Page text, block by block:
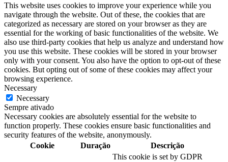
This website uses cookies to improve your experience while you
navigate through the website. Out of these, the cookies that are
categorized as necessary are stored on your browser as they are
essential for the working of basic functionalities of the website. We
also use third-party cookies that help us analyze and understand how
you use this website. These cookies will be stored in your browser
only with your consent. You also have the option to opt-out of these
cookies. But opting out of some of these cookies may affect your
browsing experience.
Necessary
Necessary
Sempre ativado
Necessary cookies are absolutely essential for the website to
function properly. These cookies ensure basic functionalities and
security features of the website, anonymously.
Cookie
Duração Descrição
This cookie is set by GDPR